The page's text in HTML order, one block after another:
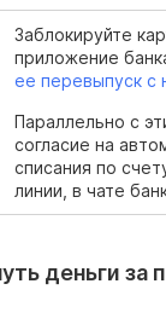
Заблокируйте
приложение
ее перевыпуск
Параллельно с
согласие на
списания по
линии, в чате
деньги за